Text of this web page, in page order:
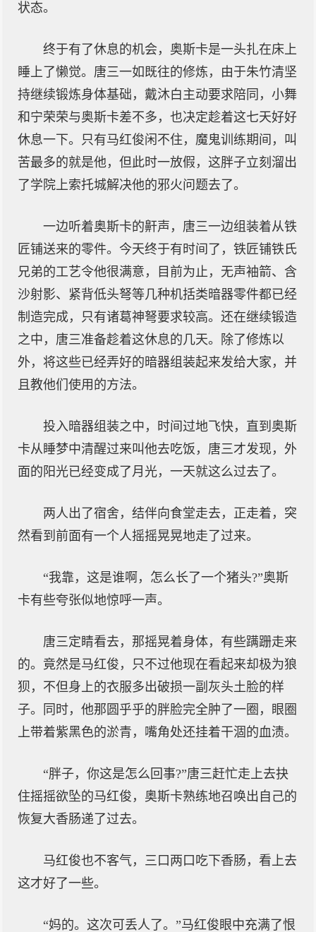
状态。
终于有了休息的机会，奥斯卡是一头扎在床上
睡上了懒觉。唐三一如既往的修炼，由于朱竹清坚
持继续锻炼身体基础，戴沐白主动要求陪同，小舞
和宁荣荣与奥斯卡差不多，也决定趁着这七天好好
休息一下。只有马红俊闲不住，魔鬼训练期间，叫
苦最多的就是他，但此时一放假，这胖子立刻溜出
了学院上索托城解决他的邪火问题去了。
一边听着奥斯卡的鼾声，唐三一边组装着从铁
匠铺送来的零件。今天终于有时间了，铁匠铺铁氏
兄弟的工艺令他很满意，目前为止，无声袖箭、含
沙射影、紧背低头弩等几种机括类暗器零件都已经
制造完成，只有诸葛神弩要求较高。还在继续锻造
之中，唐三准备趁着这休息的几天。除了修炼以
外，将这些已经弄好的暗器组装起来发给大家，并
且教他们使用的方法。
投入暗器组装之中，时间过地飞快，直到奥斯
卡从睡梦中清醒过来叫他去吃饭，唐三才发现，外
面的阳光已经变成了月光，一天就这么过去了。
两人出了宿舍，结伴向食堂走去，正走着，突
然看到前面有一个人摇摇晃晃地走了过来。
“我靠，这是谁啊，怎么长了一个猪头?”奥斯
卡有些夸张似地惊呼一声。
唐三定睛看去，那摇晃着身体，有些蹒跚走来
的。竟然是马红俊，只不过他现在看起来却极为狼
狈，不但身上的衣服多出破损一副灰头土脸的样
子。同时，他那圆乎乎的胖脸完全肿了一圈，眼圈
上带着紫黑色的淤青，嘴角处还挂着干涸的血渍。
“胖子，你这是怎么回事?”唐三赶忙走上去抉
住摇摇欲坠的马红俊，奥斯卡熟练地召唤出自己的
恢复大香肠递了过去。
马红俊也不客气，三口两口吃下香肠，看上去
这才好了一些。
“妈的。这次可丢人了。”马红俊眼中充满了恨